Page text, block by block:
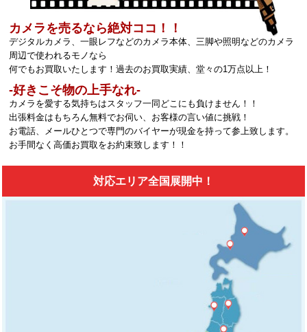
カメラを売るなら絶対ココ！！
デジタルカメラ、一眼レフなどのカメラ本体、三脚や照明などのカメラ
周辺で使われるモノなら
何でもお買取いたします！過去のお買取実績、堂々の1万点以上！
‐好きこそ物の上手なれ‐
カメラを愛する気持ちはスタッフ一同どこにも負けません！！
出張料金はもちろん無料でお伺い、お客様の言い値に挑戦！
お電話、メールひとつで専門のバイヤーが現金を持って参上致します。
お手間なく高価お買取をお約束致します！！
対応エリア全国展開中！